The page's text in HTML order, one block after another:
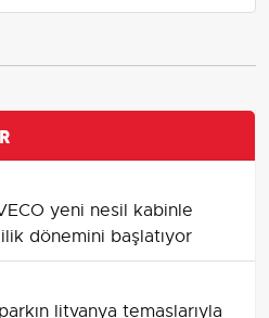
yeni nesil kabinle
dönemini başlatıyor
litvanya temaslarıyla